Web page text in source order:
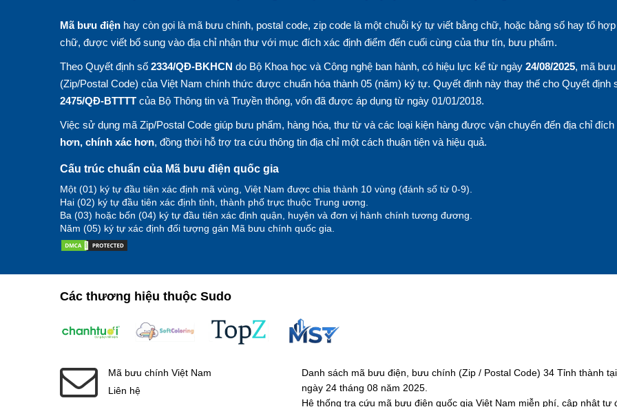
Mã bưu điện hay còn gọi là mã bưu chính, postal code, zip code là một chuỗi ký tự viết bằng chữ, hoặc bằng số hay tổ
chữ, được viết bổ sung vào địa chỉ nhận thư với mục đích xác định điểm đến cuối cùng của thư tín, bưu phẩm.
Theo Quyết định số 2334/QĐ-BKHCN do Bộ Khoa học và Công nghệ ban hành, có hiệu lực kể từ ngày 24/08/2025, mã
(Zip/Postal Code) của Việt Nam chính thức được chuẩn hóa thành 05 (năm) ký tự. Quyết định này thay thế cho Quyết định
2475/QĐ-BTTTT của Bộ Thông tin và Truyền thông, vốn đã được áp dụng từ ngày 01/01/2018.
Việc sử dụng mã Zip/Postal Code giúp bưu phẩm, hàng hóa, thư từ và các loại kiện hàng được vận chuyển đến địa chỉ đích
hơn, chính xác hơn, đồng thời hỗ trợ tra cứu thông tin địa chỉ một cách thuận tiện và hiệu quả.
Cấu trúc chuẩn của Mã bưu điện quốc gia
Một (01) ký tự đầu tiên xác định mã vùng, Việt Nam được chia thành 10 vùng (đánh số từ 0-9).
Hai (02) ký tự đầu tiên xác định tỉnh, thành phố trực thuộc Trung ương.
Ba (03) hoặc bốn (04) ký tự đầu tiên xác định quận, huyện và đơn vị hành chính tương đương.
Năm (05) ký tự xác định đối tượng gán Mã bưu chính quốc gia.
Các thương hiệu thuộc Sudo
Mã bưu chính Việt Nam
Liên hệ
Danh sách mã bưu điện, bưu chính (Zip / Postal Code) 34 Tỉnh thành
ngày 24 tháng 08 năm 2025.
Hệ thống tra cứu mã bưu điện quốc gia Việt Nam miễn phí, cập nhật tự